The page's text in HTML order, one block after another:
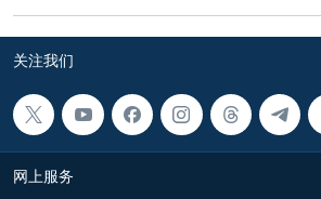
关注我们
网上服务